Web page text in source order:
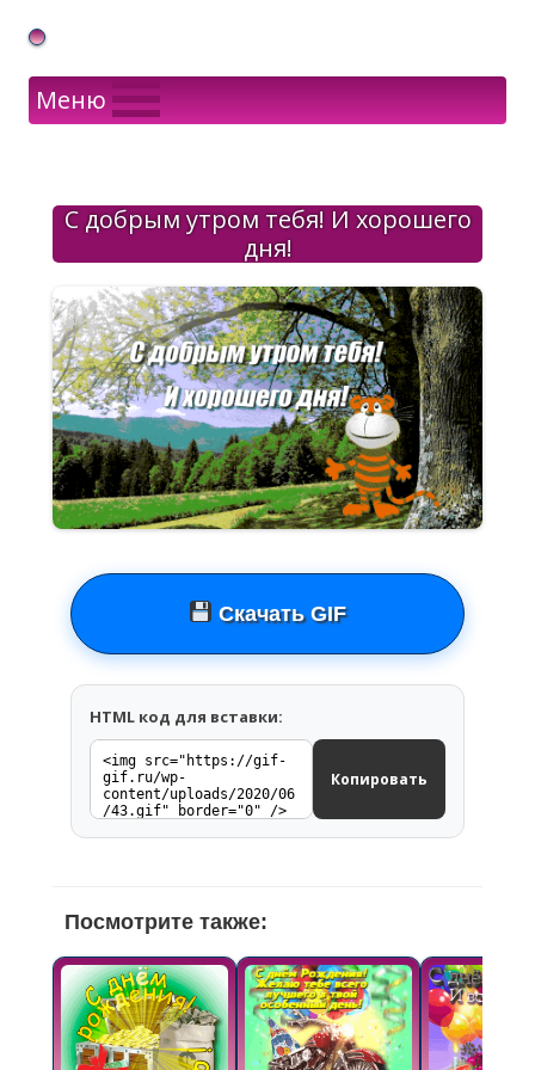
Gif Открытки в подарок
Меню
С добрым утром тебя! И хорошего
дня!
Скачать GIF
HTML код для вставки:
Копировать
Посмотрите также: